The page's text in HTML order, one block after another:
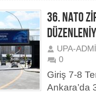
36. NATO
UPA-
0
Giriş 7-8
Ankara’da